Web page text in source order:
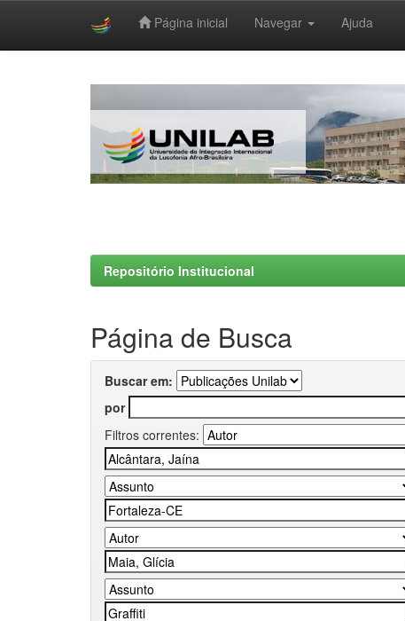
Página inicial Navegar Ajuda
Repositório Institucional
Página de Busca
Buscar em:
por
Filtros correntes: